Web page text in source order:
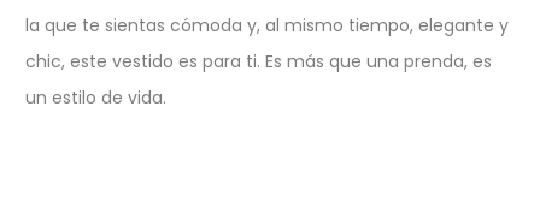
la que te sientas cómoda y, al mismo tiempo, elegante y
chic, este vestido es para ti. Es más que una prenda, es
un estilo de vida.